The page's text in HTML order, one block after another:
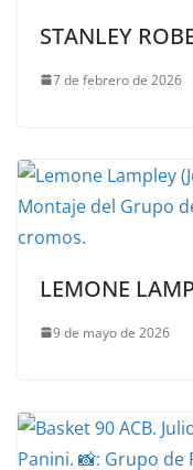
STANLEY
7 de febrero de 2026
LEMONE
9 de mayo de 2026